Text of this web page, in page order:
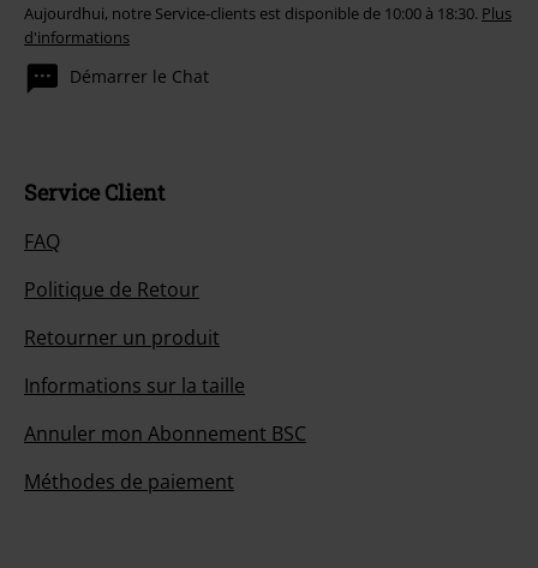
Aujourdhui, notre Service-clients est disponible de 10:00 à 18:30. Plus
d'informations
Démarrer le Chat
Service Client
FAQ
Politique de Retour
Retourner un produit
Informations sur la taille
Annuler mon Abonnement BSC
Méthodes de paiement